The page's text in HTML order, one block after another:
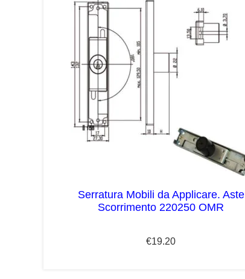
Serratura Mobili da Applicare. Aste
Scorrimento 220250 OMR
€19.20